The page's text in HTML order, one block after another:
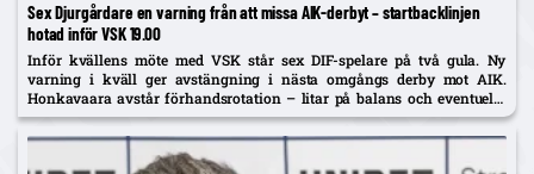
Sex Djurgårdare en varning från att missa AIK-derbyt – startbacklinjen
hotad inför VSK 19.00
Inför kvällens möte med VSK står sex DIF-spelare på två gula. Ny
varning i kväll ger avstängning i nästa omgångs derby mot AIK.
Honkavaara avstår förhandsrotation – litar på balans och eventuella
byten vid behov.